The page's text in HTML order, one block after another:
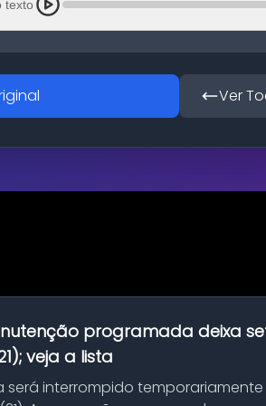
texto
Ver
programada deixa
veja a lista
interrompido